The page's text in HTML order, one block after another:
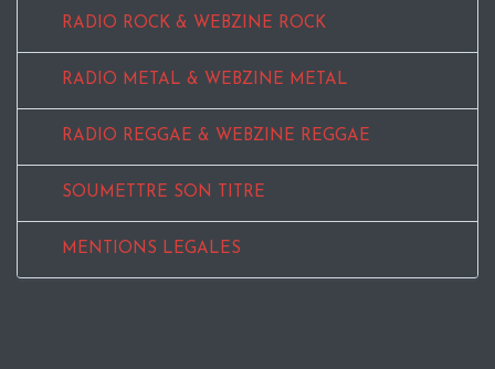
RADIO ROCK & WEBZINE ROCK
RADIO METAL & WEBZINE METAL
RADIO REGGAE & WEBZINE REGGAE
SOUMETTRE SON TITRE
MENTIONS LEGALES